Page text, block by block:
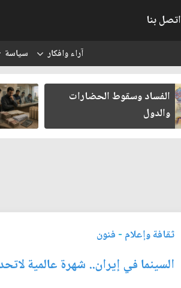
اتصل بنا
آراء وافكار سياسة
الفساد وسقوط الحضارات
والدول
ثقافة وإعلام - فنون
السينما في إيران.. شهرة عالمية